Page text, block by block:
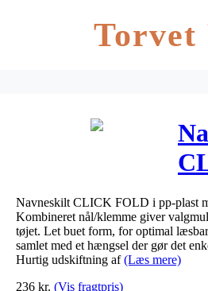
Torvet
Navneskilt CLICK FOLD i pp-plast
Kombineret nål/klemme giver
tøjet. Let buet form, for optimal
samlet med et hængsel der gør det
Hurtig udskiftning af(Læs mere)
236 kr. (Vis fragtpris)